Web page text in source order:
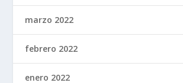
marzo 2022
febrero 2022
enero 2022